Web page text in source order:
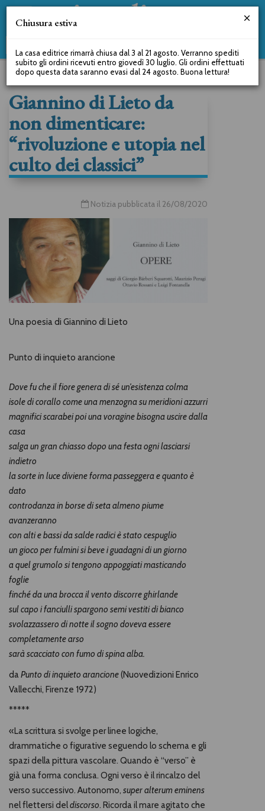
Giannino di Lieto da
non dimenticare:
“rivoluzione e utopia nel
culto dei classici”
Notizia pubblicata il 26/08/2020
Una poesia di Giannino di Lieto
Punto di inquieto arancione
Dove fu che il fiore genera di sé un’esistenza colma
isole di corallo come una menzogna su meridioni azzurri
magnifici scarabei poi una voragine bisogna uscire dalla
casa
salga un gran chiasso dopo una festa ogni lasciarsi
indietro
la sorte in luce diviene forma passeggera e quanto è
dato
controdanza in borse di seta almeno piume
avanzeranno
con alti e bassi da salde radici è stato cespuglio
un gioco per fulmini si beve i guadagni di un giorno
a quel grumolo si tengono appoggiati masticando
foglie
finché da una brocca il vento discorre ghirlande
sul capo i fanciulli spargono semi vestiti di bianco
svolazzassero di notte il sogno doveva essere
completamente arso
sarà scacciato con fumo di spina alba.
daPunto di inquieto arancione(Nuovedizioni Enrico
Vallecchi, Firenze 1972)
*****
«La scrittura si svolge per linee logiche,
drammatiche o figurative seguendo lo schema e gli
spazi della pittura vascolare. Quando è “verso” è
già una forma conclusa. Ogni verso è il rincalzo del
verso successivo. Autonomo, super alterum eminens
nel flettersi deldiscorso. Ricorda il mare agitato che
Chiusura estiva
La casa editrice rimarrà chiusa dal 3 al 21 agosto. Verranno spediti
subito gli ordini ricevuti entro giovedì 30 luglio. Gli ordini effettuati
dopo questa data saranno evasi dal 24 agosto. Buona lettura!